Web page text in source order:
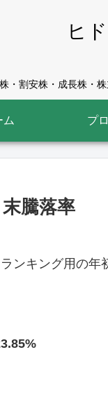
ヒ
・割安株・成長株・
ム プ
騰落率
ンキング用の年